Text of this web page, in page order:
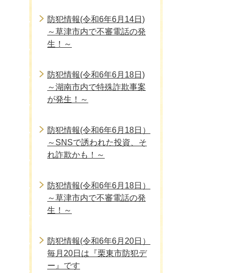
防犯情報(令和6年6月14日)
～草津市内で不審電話の発
生！～
防犯情報(令和6年6月18日)
～湖南市内で特殊詐欺事案
が発生！～
防犯情報(令和6年6月18日）
～SNSで誘われた投資、そ
れ詐欺かも！～
防犯情報(令和6年6月18日）
～草津市内で不審電話の発
生！～
防犯情報(令和6年6月20日）
毎月20日は『栗東市防犯デ
ー』です